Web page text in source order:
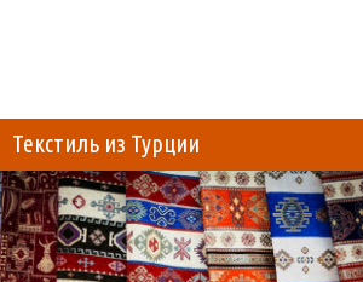
Текстиль из Турции